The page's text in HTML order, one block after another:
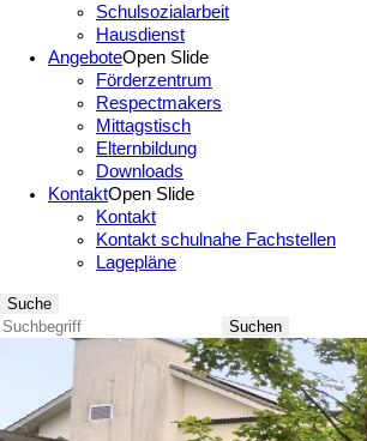
Schulsozialarbeit
Hausdienst
AngeboteOpen Slide
Förderzentrum
Respectmakers
Mittagstisch
Elternbildung
Downloads
KontaktOpen Slide
Kontakt
Kontakt schulnahe Fachstellen
Lagepläne
Suche
Suchen